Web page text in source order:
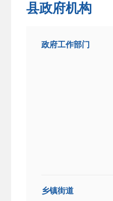
县政府机构
政府工作部门
乡镇街道